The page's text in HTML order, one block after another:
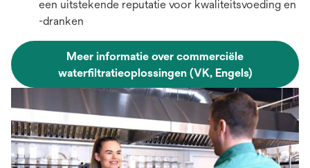
een uitstekende reputatie voor kwaliteitsvoeding en
-dranken
Meer informatie over commerciële
waterfiltratieoplossingen (VK, Engels)